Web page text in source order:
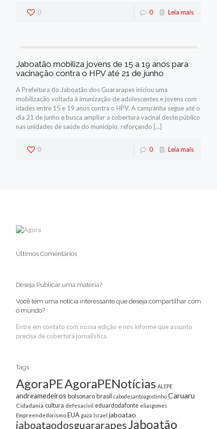
0 0 Leia mais
Jaboatão mobiliza jovens de 15 a 19 anos para
vacinação contra o HPV até 21 de junho
A Prefeitura do Jaboatão dos Guararapes iniciou uma
mobilização voltada à imunização de adolescentes e jovens com
idades entre 15 e 19 anos contra o HPV. A campanha segue até o
dia 21 de junho e busca ampliar a cobertura vacinal deste público
nas unidades de saúde do município, reforçando […]
0 0 Leia mais
Últimos Comentários
Deseja Publicar uma matéria?
Você tem uma notícia interessante que deseja compartilhar com
o mundo?
Entre em contato com nossa edição e nos informe que assunto
precisa de cobertura jornalística.
Tags
AgoraPEAgoraPENotícias ALEPE
andreamedeiros bolsonarobrasil cabodesantoagostinho Caruaru
Cidadania cultura defesacivil eduardodafonte eliasgomes
Empreendedorismo EUA gaza Israel jaboatao
jaboataodosguararapesJaboatão